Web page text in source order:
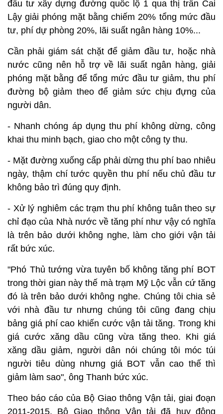
đầu tư xây dựng đường quốc lộ 1 qua thị trấn Cai
Lậy giải phóng mặt bằng chiếm 20% tổng mức đầu
tư, phí dự phòng 20%, lãi suất ngân hàng 10%...
Cần phải giám sát chặt để giảm đầu tư, hoặc nhà
nước cũng nên hỗ trợ về lãi suất ngân hàng, giải
phóng mặt bằng để tổng mức đầu tư giảm, thu phí
đường bộ giảm theo để giảm sức chịu đựng của
người dân.
- Nhanh chóng áp dụng thu phí không dừng, công
khai thu minh bạch, giao cho một công ty thu.
- Mặt đường xuống cấp phải dừng thu phí bao nhiêu
ngày, thậm chí tước quyền thu phí nếu chủ đầu tư
không bảo trì đúng quy định.
- Xử lý nghiêm các trạm thu phí không tuân theo sự
chỉ đạo của Nhà nước về tăng phí như vậy có nghĩa
là trên bảo dưới không nghe, làm cho giới vận tải
rất bức xúc.
"Phó Thủ tướng vừa tuyên bố không tăng phí BOT
trong thời gian này thế mà trạm Mỹ Lộc vẫn cứ tăng
đó là trên bảo dưới không nghe. Chúng tôi chia sẻ
với nhà đầu tư nhưng chúng tôi cũng đang chịu
bảng giá phí cao khiến cước vận tải tăng. Trong khi
giá cước xăng dầu cũng vừa tăng theo. Khi giá
xăng dầu giảm, người dân nói chúng tôi móc túi
người tiêu dùng nhưng giá BOT vẫn cao thế thì
giảm làm sao", ông Thanh bức xúc.
Theo báo cáo của Bộ Giao thông Vận tải, giai đoạn
2011-2015, Bộ Giao thông Vận tải đã huy động